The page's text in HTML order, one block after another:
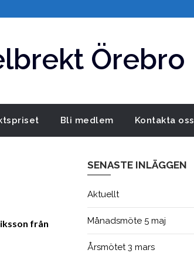
Örebro
Bli medlem Kontakta oss
från
SENASTE INLÄGGEN
Aktuellt
Månadsmöte 5 maj
Årsmötet 3 mars